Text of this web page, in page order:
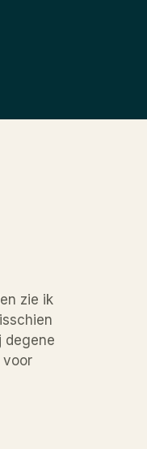
zie ik
degene
voor